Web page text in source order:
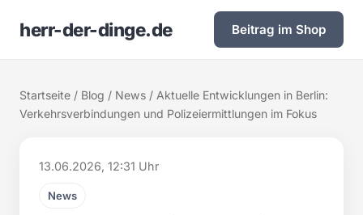
herr-der-dinge.de Beitrag im Shop
Startseite / Blog / News / Aktuelle Entwicklungen in Berlin:
Verkehrsverbindungen und Polizeiermittlungen im Fokus
13.06.2026, 12:31 Uhr
News